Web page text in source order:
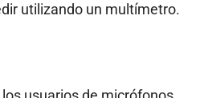
utilizando un multímetro.